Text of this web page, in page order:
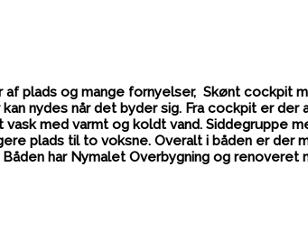
plads og mange fornyelser, Skønt cockpit
nydes når det byder sig. Fra cockpit er
med varmt og koldt vand. Siddegruppe
plads til to voksne. Overalt i båden er der
har Nymalet Overbygning og renoveret